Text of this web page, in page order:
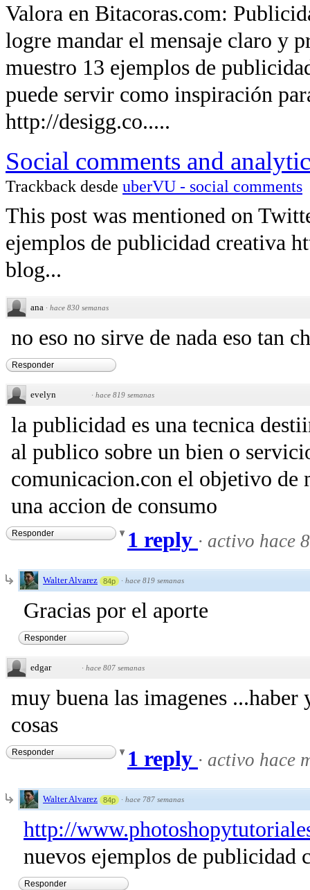
Valora en Bitacoras.com:
logre mandar el mensaje claro y
muestro 13 ejemplos de
puede servir como inspiración
http://desigg.co.....
Social comments and
Trackback desde uberVU - social comments
This post was mentioned on
ejemplos de publicidad creativa
blog...
ana · hace 830 semanas
no eso no sirve de nada eso tan
Responder
evelyn · hace 819 semanas
la publicidad es una tecnica
al publico sobre un bien o
comunicacion.con el objetivo de
una accion de consumo
Responder 1 reply · activo hace
Walter Alvarez 84p · hace 819 semanas
Gracias por el aporte
Responder
edgar · hace 807 semanas
muy buena las imagenes ...haber
cosas
Responder 1 reply · activo hace
Walter Alvarez 84p · hace 787 semanas
http://
nuevos ejemplos de publicidad
Responder